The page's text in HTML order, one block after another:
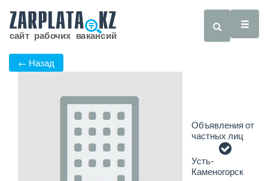
← Назад
Объявления от
частных лиц
Усть-
Каменогорск